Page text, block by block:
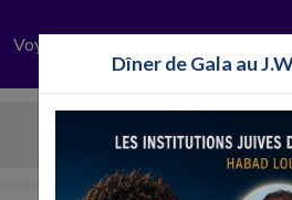
Voyages
Dîner de Gala au